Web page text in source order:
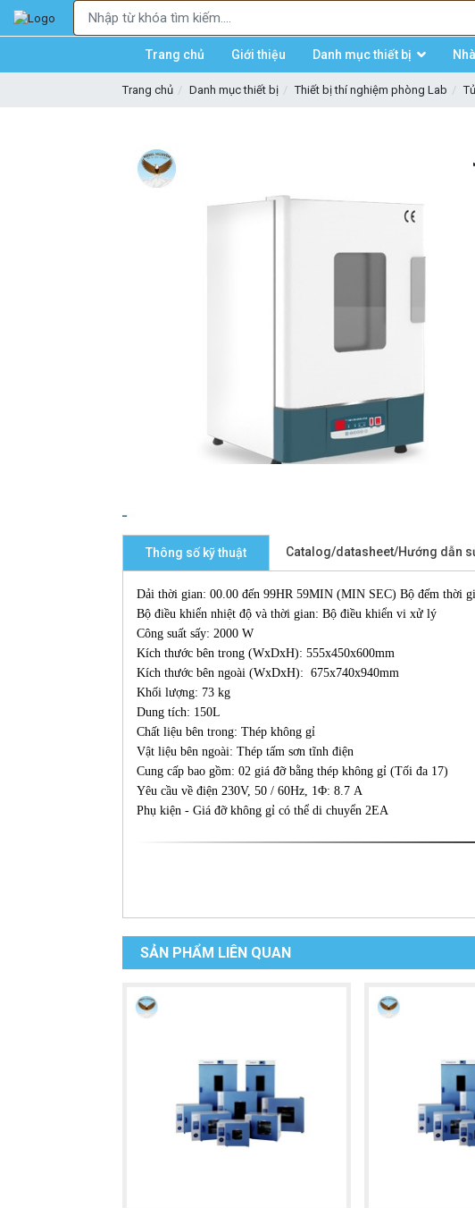
Trang chủ Giới thiệu Danh mục thiết bị
Trang chủ Danh mục thiết bị Thiết bị thí nghiệm phòng Lab
Thông số kỹ thuật Catalog/datasheet/Hướng dẫn
Dải thời gian: 00.00 đến 99HR 59MIN (MIN SEC) Bộ đếm thời
Bộ điều khiển nhiệt độ và thời gian: Bộ điều khiển vi xử lý
Công suất sấy: 2000 W
Kích thước bên trong (WxDxH): 555x450x600mm
Kích thước bên ngoài (WxDxH): 675x740x940mm
Khối lượng: 73 kg
Dung tích: 150L
Chất liệu bên trong: Thép không gỉ
Vật liệu bên ngoài: Thép tấm sơn tĩnh điện
Cung cấp bao gồm: 02 giá đỡ bằng thép không gỉ (Tối đa 17)
Yêu cầu về điện 230V, 50 / 60Hz, 1Φ: 8.7 A
Phụ kiện - Giá đỡ không gỉ có thể di chuyển 2EA
SẢN PHẨM LIÊN QUAN